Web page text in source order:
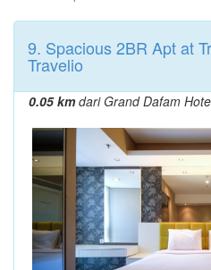
9. Spacious 2BR Apt at
Travelio
0.05 kmdari Grand Dafam